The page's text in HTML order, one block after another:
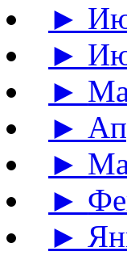
►
►
►
►
►
►
►